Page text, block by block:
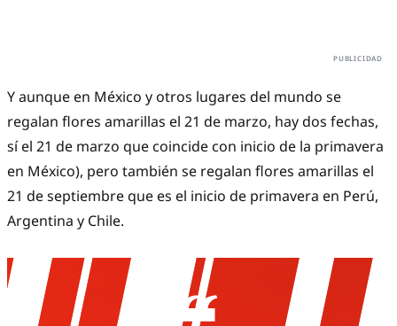
Y aunque en México y otros lugares del mundo se
regalan flores amarillas el 21 de marzo, hay dos fechas,
sí el 21 de marzo que coincide con inicio de la primavera
en México), pero también se regalan flores amarillas el
21 de septiembre que es el inicio de primavera en Perú,
Argentina y Chile.